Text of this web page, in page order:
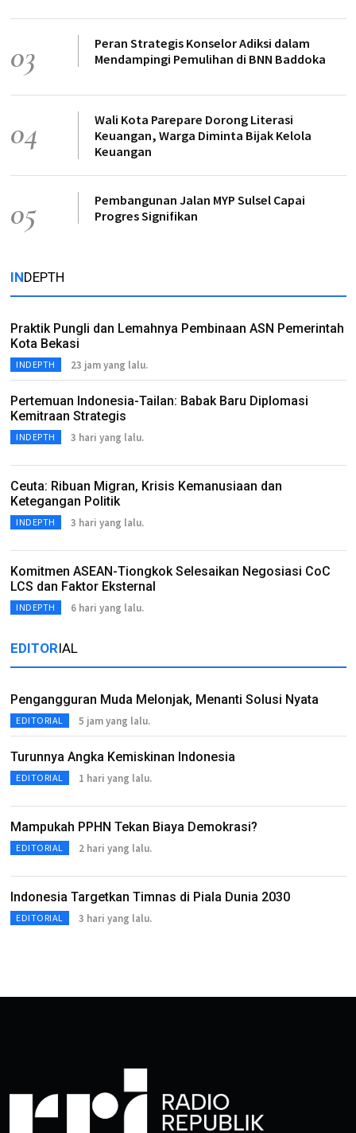
03
Peran Strategis Konselor Adiksi dalam
Mendampingi Pemulihan di BNN Baddoka
04
Wali Kota Parepare Dorong Literasi
Keuangan, Warga Diminta Bijak Kelola
Keuangan
05
Pembangunan Jalan MYP Sulsel Capai
Progres Signifikan
INDEPTH
Praktik Pungli dan Lemahnya Pembinaan ASN Pemerintah
Kota Bekasi
INDEPTH 23 jam yang lalu.
Pertemuan Indonesia-Tailan: Babak Baru Diplomasi
Kemitraan Strategis
INDEPTH 3 hari yang lalu.
Ceuta: Ribuan Migran, Krisis Kemanusiaan dan
Ketegangan Politik
INDEPTH 3 hari yang lalu.
Komitmen ASEAN-Tiongkok Selesaikan Negosiasi CoC
LCS dan Faktor Eksternal
INDEPTH 6 hari yang lalu.
EDITORIAL
Pengangguran Muda Melonjak, Menanti Solusi Nyata
EDITORIAL 5 jam yang lalu.
Turunnya Angka Kemiskinan Indonesia
EDITORIAL 1 hari yang lalu.
Mampukah PPHN Tekan Biaya Demokrasi?
EDITORIAL 2 hari yang lalu.
Indonesia Targetkan Timnas di Piala Dunia 2030
EDITORIAL 3 hari yang lalu.